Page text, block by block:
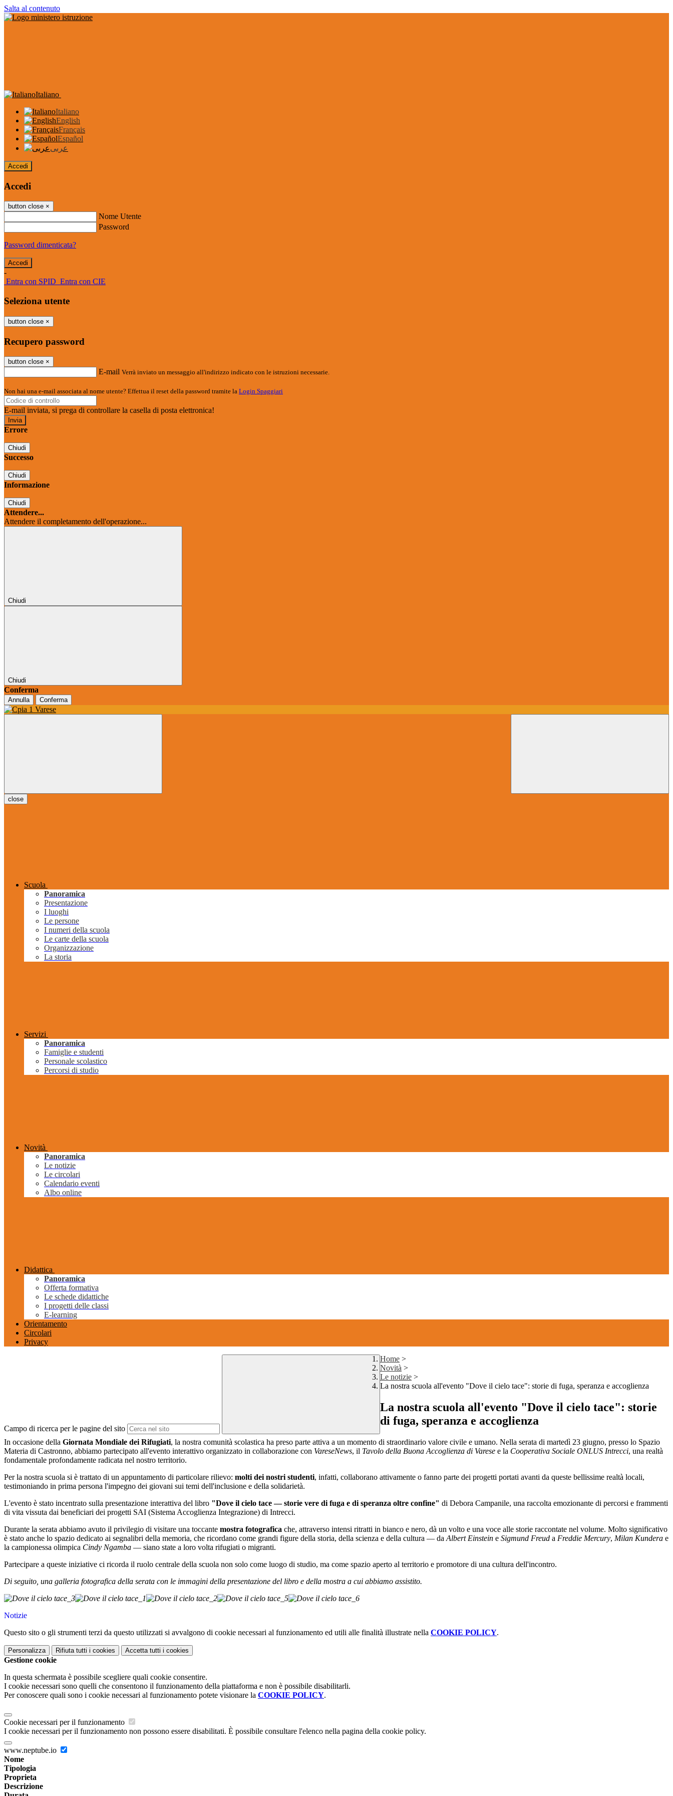
Salta al contenuto
Italiano
Italiano
English
Français
Español
عربى
Accedi
Accedi
button close ×
Nome Utente
Password
Password dimenticata?
-
Entra con SPID Entra con CIE
Seleziona utente
button close ×
Recupero password
button close ×
E-mail Verrà inviato un messaggio all'indirizzo indicato con le istruzioni necessarie.
Non hai una e-mail associata al nome utente? Effettua il reset della password tramite la Login Spaggiari
E-mail inviata, si prega di controllare la casella di posta elettronica!
Errore
Chiudi
Successo
Chiudi
Informazione
Chiudi
Attendere...
Attendere il completamento dell'operazione...
Chiudi
Chiudi
Conferma
Annulla Conferma
close
Scuola
Panoramica
Presentazione
I luoghi
Le persone
I numeri della scuola
Le carte della scuola
Organizzazione
La storia
Servizi
Panoramica
Famiglie e studenti
Personale scolastico
Percorsi di studio
Novità
Panoramica
Le notizie
Le circolari
Calendario eventi
Albo online
Didattica
Panoramica
Offerta formativa
Le schede didattiche
I progetti delle classi
E-learning
Orientamento
Circolari
Privacy
Campo di ricerca per le pagine del sito
Home >
Novità >
Le notizie >
La nostra scuola all'evento "Dove il cielo tace": storie di fuga, speranza e accoglienza
La nostra scuola all'evento "Dove il cielo tace": storie
di fuga, speranza e accoglienza
In occasione della Giornata Mondiale dei Rifugiati, la nostra comunità scolastica ha preso parte attiva a un momento di straordinario valore civile e umano. Nella serata di martedì 23 giugno, presso lo Spazio
Materia di Castronno, abbiamo partecipato all'evento interattivo organizzato in collaborazione con VareseNews, il Tavolo della Buona Accoglienza di Varese e la Cooperativa Sociale ONLUS Intrecci, una realtà
fondamentale profondamente radicata nel nostro territorio.
Per la nostra scuola si è trattato di un appuntamento di particolare rilievo: molti dei nostri studenti, infatti, collaborano attivamente o fanno parte dei progetti portati avanti da queste bellissime realtà locali,
testimoniando in prima persona l'impegno dei giovani sui temi dell'inclusione e della solidarietà.
L'evento è stato incentrato sulla presentazione interattiva del libro "Dove il cielo tace — storie vere di fuga e di speranza oltre confine" di Debora Campanile, una raccolta emozionante di percorsi e frammenti
di vita vissuta dai beneficiari dei progetti SAI (Sistema Accoglienza Integrazione) di Intrecci.
Durante la serata abbiamo avuto il privilegio di visitare una toccante mostra fotografica che, attraverso intensi ritratti in bianco e nero, dà un volto e una voce alle storie raccontate nel volume. Molto significativo
è stato anche lo spazio dedicato ai segnalibri della memoria, che ricordano come grandi figure della storia, della scienza e della cultura — da Albert Einstein e Sigmund Freud a Freddie Mercury, Milan Kundera e
la campionessa olimpica Cindy Ngamba — siano state a loro volta rifugiati o migranti.
Partecipare a queste iniziative ci ricorda il ruolo centrale della scuola non solo come luogo di studio, ma come spazio aperto al territorio e promotore di una cultura dell'incontro.
Di seguito, una galleria fotografica della serata con le immagini della presentazione del libro e della mostra a cui abbiamo assistito.
Notizie
Questo sito o gli strumenti terzi da questo utilizzati si avvalgono di cookie necessari al funzionamento ed utili alle finalità illustrate nella COOKIE POLICY.
Personalizza Rifiuta tutti i cookies Accetta tutti i cookies
Gestione cookie
In questa schermata è possibile scegliere quali cookie consentire.
I cookie necessari sono quelli che consentono il funzionamento della piattaforma e non è possibile disabilitarli.
Per conoscere quali sono i cookie necessari al funzionamento potete visionare la COOKIE POLICY.
Cookie necessari per il funzionamento
I cookie necessari per il funzionamento non possono essere disabilitati. È possibile consultare l'elenco nella pagina della cookie policy.
www.neptube.io
Nome
Tipologia
Proprieta
Descrizione